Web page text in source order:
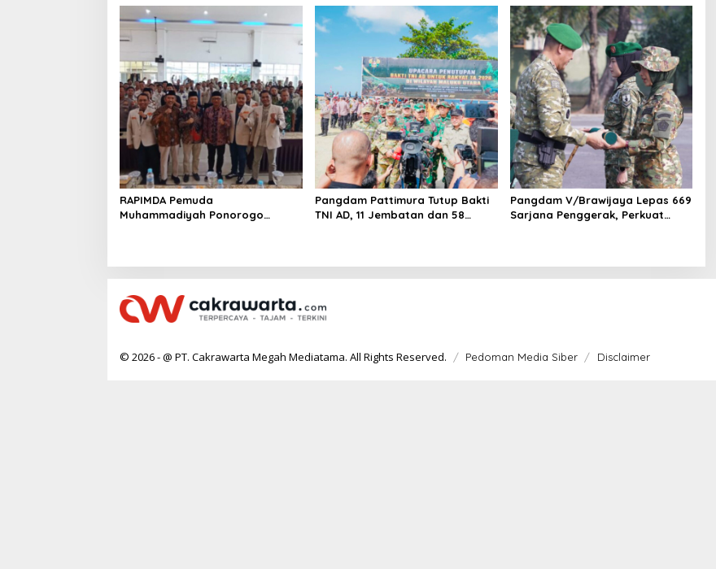
RAPIMDA Pemuda
Muhammadiyah Ponorogo
Pangdam Pattimura Tutup Bakti
TNI AD, 11 Jembatan dan 58
Pangdam V/Brawijaya Lepas 669
Sarjana Penggerak, Perkuat
© 2026 - @ PT. Cakrawarta Megah Mediatama. All Rights Reserved. Pedoman Media Siber Disclaimer